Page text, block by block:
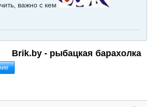
важно с кем
Brik.by - рыбацкая барахолка